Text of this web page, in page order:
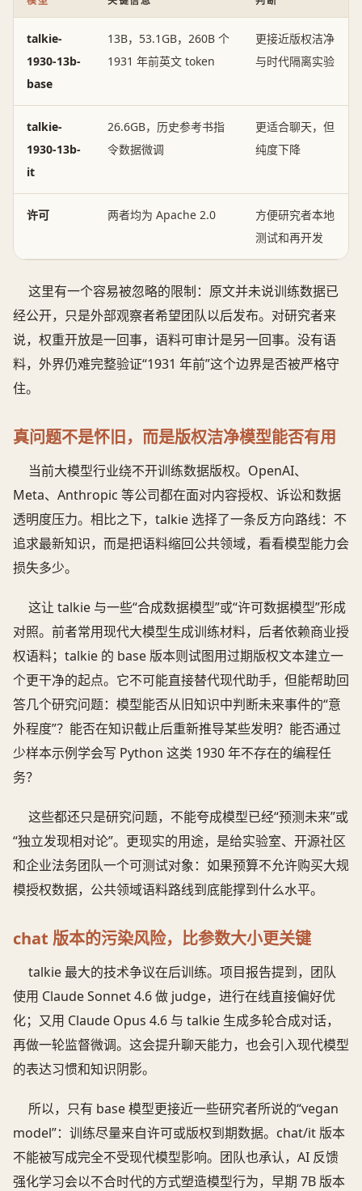
talkie-
1930-13b-
base
13B，53.1GB，260B 个
1931 年前英文 token
更接近版权洁净
与时代隔离实验
talkie-
1930-13b-
it
26.6GB，历史参考书指
令数据微调
更适合聊天，但
纯度下降
许可 两者均为 Apache 2.0
方便研究者本地
测试和再开发
这里有一个容易被忽略的限制：原文并未说训练数据已
经公开，只是外部观察者希望团队以后发布。对研究者来
说，权重开放是一回事，语料可审计是另一回事。没有语
料，外界仍难完整验证“1931 年前”这个边界是否被严格守
住。
真问题不是怀旧，而是版权洁净模型能否有用
当前大模型行业绕不开训练数据版权。OpenAI、
Meta、Anthropic 等公司都在面对内容授权、诉讼和数据
透明度压力。相比之下，talkie 选择了一条反方向路线：不
追求最新知识，而是把语料缩回公共领域，看看模型能力会
损失多少。
这让 talkie 与一些“合成数据模型”或“许可数据模型”形成
对照。前者常用现代大模型生成训练材料，后者依赖商业授
权语料；talkie 的 base 版本则试图用过期版权文本建立一
个更干净的起点。它不可能直接替代现代助手，但能帮助回
答几个研究问题：模型能否从旧知识中判断未来事件的“意
外程度”？能否在知识截止后重新推导某些发明？能否通过
少样本示例学会写 Python 这类 1930 年不存在的编程任
务？
这些都还只是研究问题，不能夸成模型已经“预测未来”或
“独立发现相对论”。更现实的用途，是给实验室、开源社区
和企业法务团队一个可测试对象：如果预算不允许购买大规
模授权数据，公共领域语料路线到底能撑到什么水平。
chat 版本的污染风险，比参数大小更关键
talkie 最大的技术争议在后训练。项目报告提到，团队
使用 Claude Sonnet 4.6 做 judge，进行在线直接偏好优
化；又用 Claude Opus 4.6 与 talkie 生成多轮合成对话，
再做一轮监督微调。这会提升聊天能力，也会引入现代模型
的表达习惯和知识阴影。
所以，只有 base 模型更接近一些研究者所说的“vegan
model”：训练尽量来自许可或版权到期数据。chat/it 版本
不能被写成完全不受现代模型影响。团队也承认，AI 反馈
强化学习会以不合时代的方式塑造模型行为，早期 7B 版本